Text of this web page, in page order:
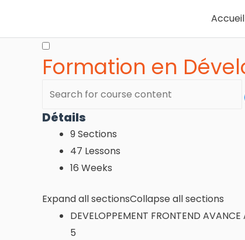
Accueil
Formation en
Détails
9 Sections
47 Lessons
16 Weeks
Expand all sectionsCollapse all sections
DEVELOPPEMENT FRONTEND AVANCE
5